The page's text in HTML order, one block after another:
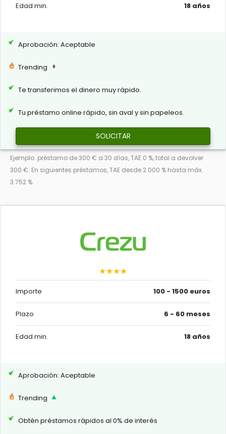
Edad min. 18 años
Aprobación: Aceptable
Trending
Te transferimos el dinero muy rápido.
Tu préstamo online rápido, sin aval y sin papeleos.
SOLICITAR
Ejemplo: préstamo de 300 € a 30 días, TAE 0 %, total a devolver
300 €. En siguientes préstamos, TAE desde 2.000 % hasta máx.
3.752 %.
★★★★
Importe 100 - 1500 euros
Plazo 6 - 60 meses
Edad min. 18 años
Aprobación: Aceptable
Trending
Obtén préstamos rápidos al 0% de interés